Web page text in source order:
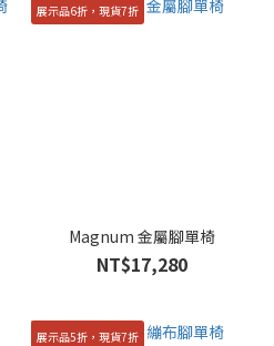
展示品6折，現貨7折
Magnum 金屬腳單椅
NT$17,280
展示品5折，現貨7折